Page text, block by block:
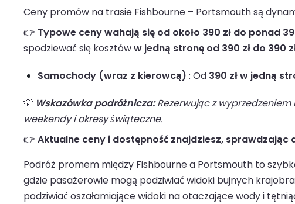
Ceny promów na trasie Fishbourne – Portsmouth są
👉 Typowe ceny wahają się od około 390 zł do ponad
spodziewać się kosztóww jedną stronę od 390 zł do 390
Samochody (wraz z kierowcą) : Od 390 zł w jedną
💡 Wskazówka podróżnicza:Rezerwując z wyprzedzeniem
weekendy i okresy świąteczne.
👉 Aktualne ceny i dostępność znajdziesz,
Podróż promem między Fishbourne a Portsmouth to
gdzie pasażerowie mogą podziwiać widoki bujnych
podziwiać oszałamiające widoki na otaczające wody i